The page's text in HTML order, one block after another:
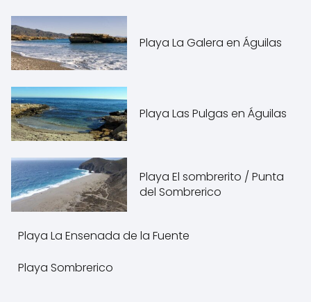
Playa La Galera en Águilas
Playa Las Pulgas en Águilas
Playa El sombrerito / Punta
del Sombrerico
Playa La Ensenada de la Fuente
Playa Sombrerico